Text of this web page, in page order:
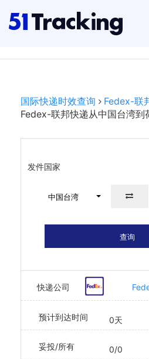
国际快递时效查询
Fedex-联
Fedex-联邦快递从中国台湾到
发件国家
中国台湾
查询
快递公司
预计到达时间 0天
妥投/所有 0/0